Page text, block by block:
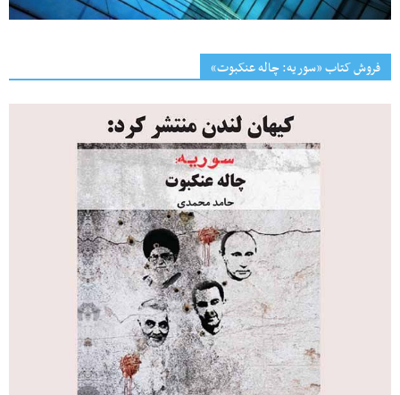
فروش کتاب «سوریه: چاله عنکبوت»